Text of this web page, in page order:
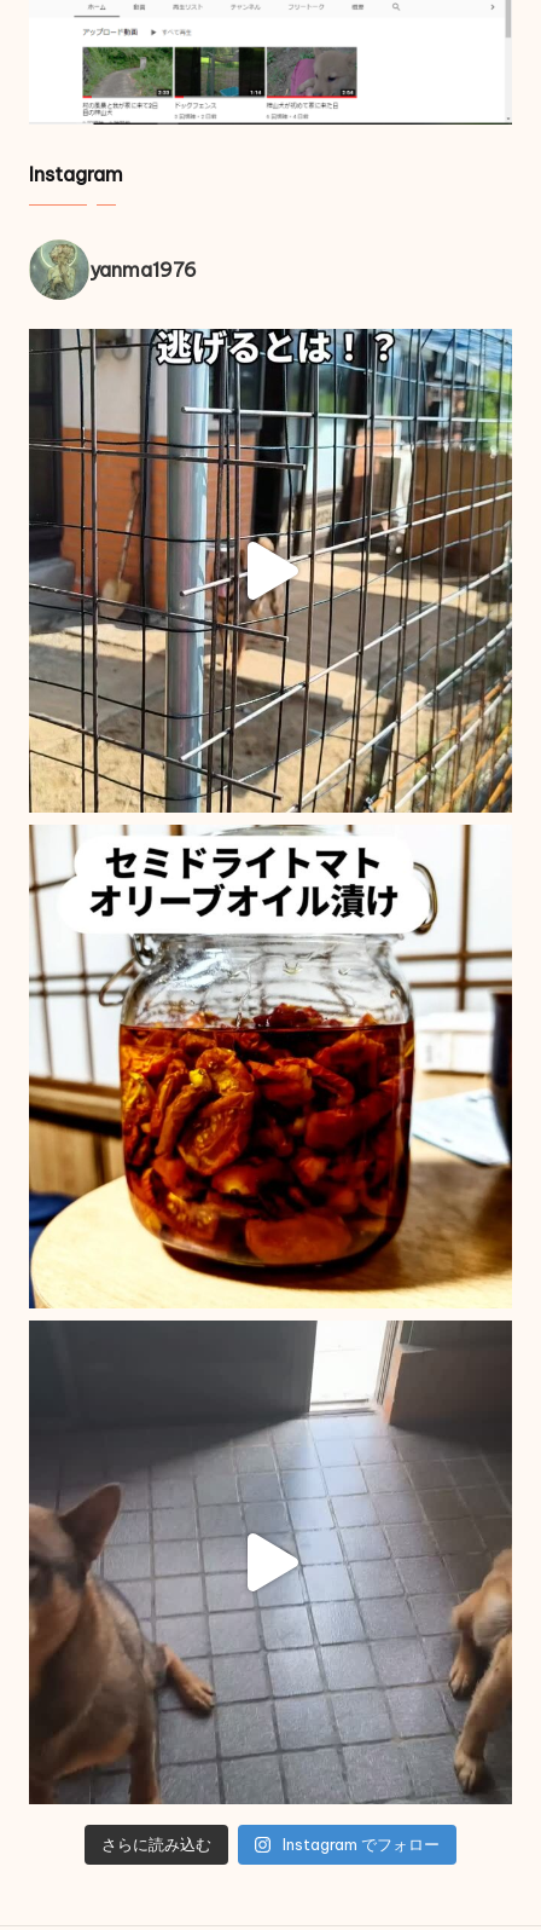
Instagram
yanma1976
さらに読み込む Instagram でフォロー